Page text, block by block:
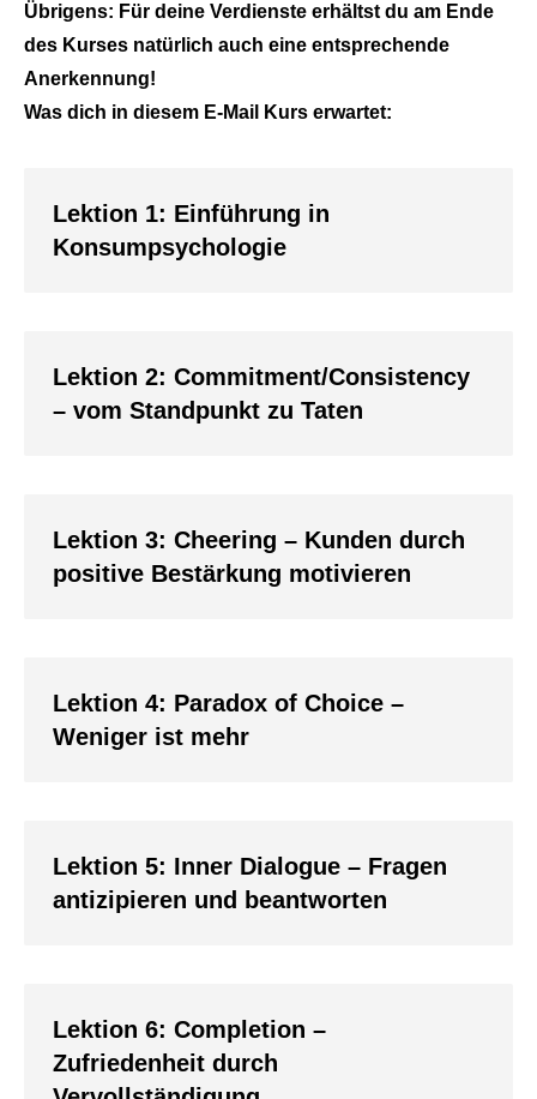
Übrigens: Für deine Verdienste erhältst du am Ende
des Kurses natürlich auch eine entsprechende
Anerkennung!
Was dich in diesem E-Mail Kurs erwartet:
Lektion 1: Einführung in
Konsumpsychologie
Lektion 2: Commitment/Consistency
– vom Standpunkt zu Taten
Lektion 3: Cheering – Kunden durch
positive Bestärkung motivieren
Lektion 4: Paradox of Choice –
Weniger ist mehr
Lektion 5: Inner Dialogue – Fragen
antizipieren und beantworten
Lektion 6: Completion –
Zufriedenheit durch